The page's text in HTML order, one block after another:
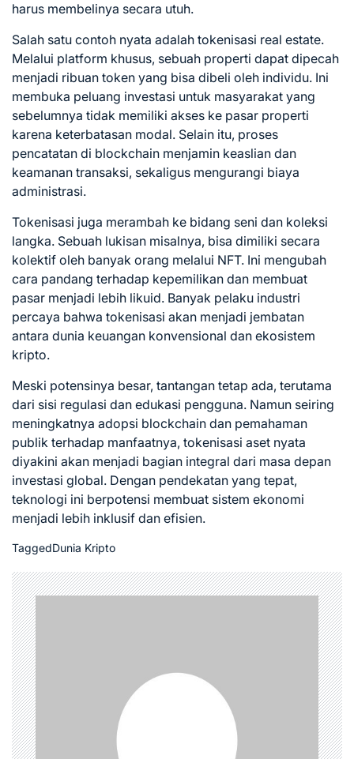
harus membelinya secara utuh.
Salah satu contoh nyata adalah tokenisasi real estate.
Melalui platform khusus, sebuah properti dapat dipecah
menjadi ribuan token yang bisa dibeli oleh individu. Ini
membuka peluang investasi untuk masyarakat yang
sebelumnya tidak memiliki akses ke pasar properti
karena keterbatasan modal. Selain itu, proses
pencatatan di blockchain menjamin keaslian dan
keamanan transaksi, sekaligus mengurangi biaya
administrasi.
Tokenisasi juga merambah ke bidang seni dan koleksi
langka. Sebuah lukisan misalnya, bisa dimiliki secara
kolektif oleh banyak orang melalui NFT. Ini mengubah
cara pandang terhadap kepemilikan dan membuat
pasar menjadi lebih likuid. Banyak pelaku industri
percaya bahwa tokenisasi akan menjadi jembatan
antara dunia keuangan konvensional dan ekosistem
kripto.
Meski potensinya besar, tantangan tetap ada, terutama
dari sisi regulasi dan edukasi pengguna. Namun seiring
meningkatnya adopsi blockchain dan pemahaman
publik terhadap manfaatnya, tokenisasi aset nyata
diyakini akan menjadi bagian integral dari masa depan
investasi global. Dengan pendekatan yang tepat,
teknologi ini berpotensi membuat sistem ekonomi
menjadi lebih inklusif dan efisien.
TaggedDunia Kripto